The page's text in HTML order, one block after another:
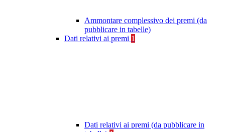
Ammontare complessivo dei premi (da
pubblicare in tabelle)
Dati relativi ai premi 1
Dati relativi ai premi (da pubblicare in